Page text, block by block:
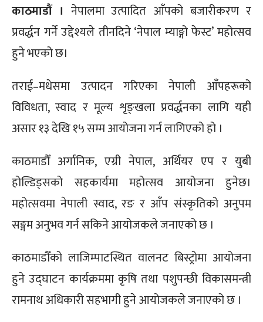
काठमाडौं । नेपालमा उत्पादित आँपको बजारीकरण र
प्रवर्द्धन गर्ने उद्देश्यले तीनदिने ‘नेपाल म्याङ्गो फेस्ट’ महोत्सव
हुने भएको छ।
तराई–मधेसमा उत्पादन गरिएका नेपाली आँपहरूको
विविधता, स्वाद र मूल्य शृङ्खला प्रवर्द्धनका लागि यही
असार १३ देखि १५ सम्म आयोजना गर्न लागिएको हो ।
काठमाडौँ अर्गानिक, एग्री नेपाल, अर्थियर एप र युबी
होल्डिड्सको सहकार्यमा महोत्सव आयोजना हुनेछ।
महोत्सवमा नेपाली स्वाद, रङ र आँप संस्कृतिको अनुपम
सङ्गम अनुभव गर्न सकिने आयोजकले जनाएको छ ।
काठमाडौँको लाजिम्पाटस्थित वालनट बिस्ट्रोमा आयोजना
हुने उद्घाटन कार्यक्रममा कृषि तथा पशुपन्छी विकासमन्त्री
रामनाथ अधिकारी सहभागी हुने आयोजकले जनाएको छ ।